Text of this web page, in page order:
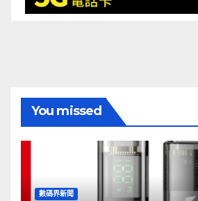
You missed
數碼界新聞